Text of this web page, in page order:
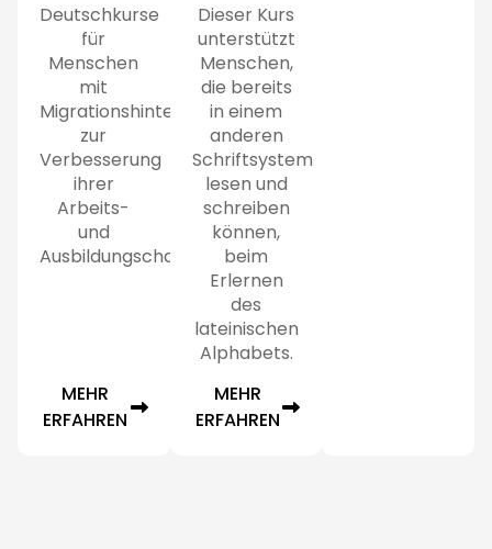
Deutschkurse
für
Menschen
mit
Migrationshintergrund
zur
Verbesserung
ihrer
Arbeits-
und
Ausbildungschancen.
MEHR
ERFAHREN
Dieser Kurs
unterstützt
Menschen,
die bereits
in einem
anderen
Schriftsystem
lesen und
schreiben
können,
beim
Erlernen
des
lateinischen
Alphabets.
MEHR
ERFAHREN